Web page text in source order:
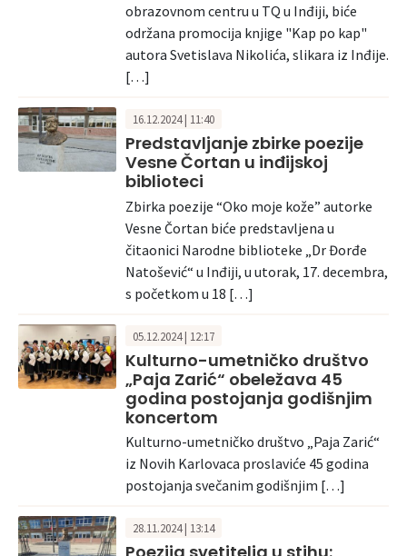
obrazovnom centru u TQ u Inđiji, biće
održana promocija knjige "Kap po kap"
autora Svetislava Nikolića, slikara iz Inđije.
[…]
16.12.2024 | 11:40
Predstavljanje zbirke poezije
Vesne Čortan u inđijskoj
biblioteci
Zbirka poezije “Oko moje kože” autorke
Vesne Čortan biće predstavljena u
čitaonici Narodne biblioteke „Dr Đorđe
Natošević“ u Inđiji, u utorak, 17. decembra,
s početkom u 18 […]
05.12.2024 | 12:17
Kulturno-umetničko društvo
„Paja Zarić“ obeležava 45
godina postojanja godišnjim
koncertom
Kulturno-umetničko društvo „Paja Zarić“
iz Novih Karlovaca proslaviće 45 godina
postojanja svečanim godišnjim […]
28.11.2024 | 13:14